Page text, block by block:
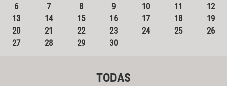
6
7 8 9 10 11
12
13
14 15 16 17 18
19
20
21 22 23 24 25
26
27
28 29 30
TODAS